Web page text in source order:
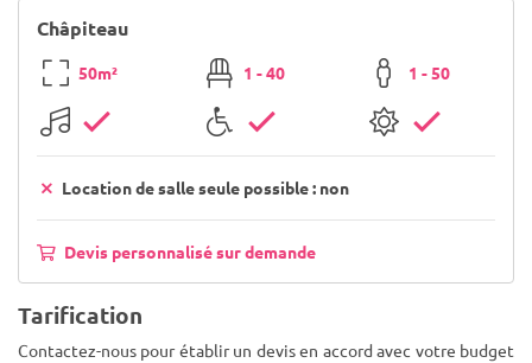
Châpiteau
50m² 1 - 40 1 - 50
Location de salle seule possible : non
Devis personnalisé sur demande
Tarification
Contactez-nous pour établir un devis en accord avec votre budget